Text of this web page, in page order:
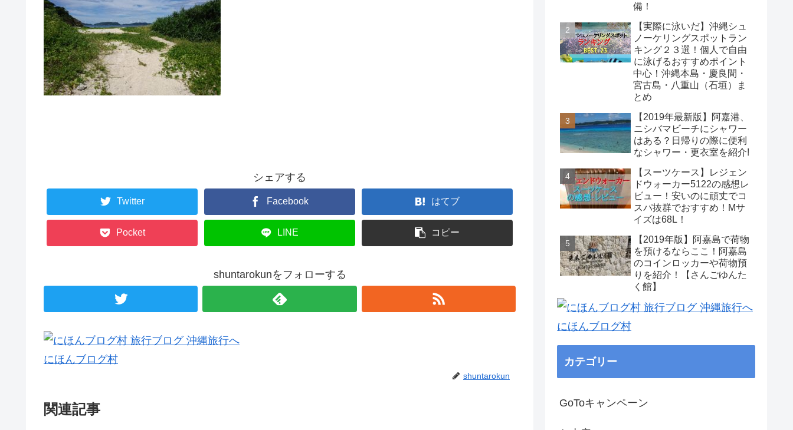
シェアする
Twitter Facebook はてブ
Pocket LINE コピー
shuntarokunをフォローする
にほんブログ村
shuntarokun
関連記事
備！
【実際に泳いだ】沖縄シュ
ノーケリングスポットラン
キング２３選！個人で自由
に泳げるおすすめポイント
中心！沖縄本島・慶良間・
宮古島・八重山（石垣）ま
とめ
【2019年最新版】阿嘉港、
ニシバマビーチにシャワー
はある？日帰りの際に便利
なシャワー・更衣室を紹介!
【スーツケース】レジェン
ドウォーカー5122の感想レ
ビュー！安いのに頑丈でコ
スパ抜群でおすすめ！Mサ
イズは68L！
【2019年版】阿嘉島で荷物
を預けるならここ！阿嘉島
のコインロッカーや荷物預
りを紹介！【さんごゆんた
く館】
にほんブログ村
カテゴリー
GoToキャンペーン